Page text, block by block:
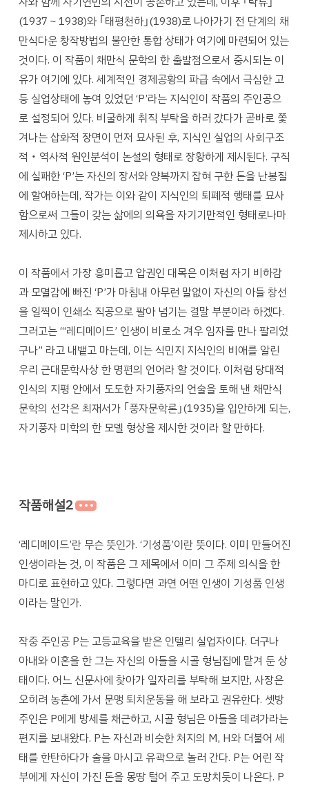
(1937～1938)와 ｢태평천하｣(1938)로 나아가기 전 단계의 채
만식다운 창작방법의 불안한 통합 상태가 여기에 마련되어 있는
것이다. 이 작품이 채만식 문학의 한 출발점으로서 중시되는 이
유가 여기에 있다. 세계적인 경제공황의 파급 속에서 극심한 고
등 실업상태에 놓여 있었던 ‘P’라는 지식인이 작품의 주인공으
로 설정되어 있다. 비굴하게 취직 부탁을 하러 갔다가 곧바로 쫓
겨나는 삽화적 장면이 먼저 묘사된 후, 지식인 실업의 사회구조
적‧역사적 원인분석이 논설의 형태로 장황하게 제시된다. 구직
에 실패한 ‘P’는 자신의 장서와 양복까지 잡혀 구한 돈을 난봉질
에 할애하는데, 작가는 이와 같이 지식인의 퇴폐적 행태를 묘사
함으로써 그들이 갖는 삶에의 의욕을 자기기만적인 형태로나마
제시하고 있다.
이 작품에서 가장 흥미롭고 압권인 대목은 이처럼 자기 비하감
과 모멸감에 빠진 ‘P’가 마침내 아무런 말없이 자신의 아들 창선
을 일찍이 인쇄소 직공으로 팔아 넘기는 결말 부분이라 하겠다.
그러고는 “‘레디메이드’ 인생이 비로소 겨우 임자를 만나 팔리었
구나” 라고 내뱉고 마는데, 이는 식민지 지식인의 비애를 알린
우리 근대문학사상 한 명편의 언어라 할 것이다. 이처럼 당대적
인식의 지평 안에서 도도한 자기풍자의 언술을 토해 낸 채만식
문학의 선각은 최재서가 ｢풍자문학론｣(1935)을 입안하게 되는,
자기풍자 미학의 한 모델 형상을 제시한 것이라 할 만하다.
작품해설2
‘레디메이드’란 무슨 뜻인가. ‘기성품’이란 뜻이다. 이미 만들어진
인생이라는 것, 이 작품은 그 제목에서 이미 그 주제 의식을 한
마디로 표현하고 있다. 그렇다면 과연 어떤 인생이 기성품 인생
이라는 말인가.
작중 주인공 P는 고등교육을 받은 인텔리 실업자이다. 더구나
아내와 이혼을 한 그는 자신의 아들을 시골 형님집에 맡겨 둔 상
태이다. 어느 신문사에 찾아가 일자리를 부탁해 보지만, 사장은
오히려 농촌에 가서 문맹 퇴치운동을 해 보라고 권유한다. 셋방
주인은 P에게 방세를 채근하고, 시골 형님은 아들을 데려가라는
편지를 보내왔다. P는 자신과 비슷한 처지의 M, H와 더불어 세
태를 한탄하다가 술을 마시고 유곽으로 놀러 간다. P는 어린 작
부에게 자신이 가진 돈을 몽땅 털어 주고 도망치듯이 나온다. P